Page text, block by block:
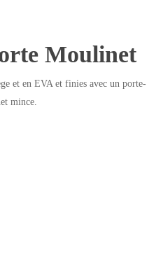
Moulinet
et en EVA et finies avec un porte-
mince.